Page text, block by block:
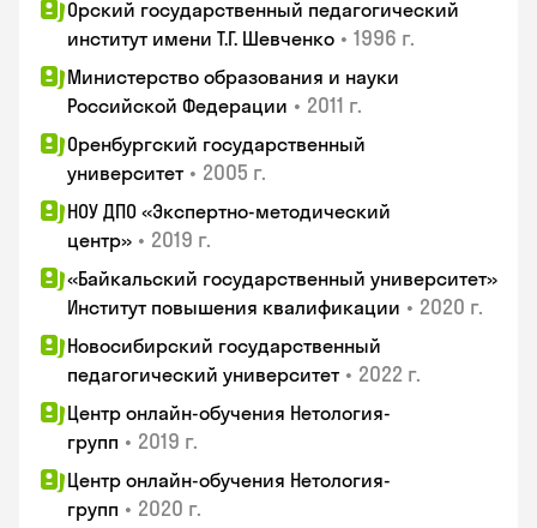
Орский государственный педагогический
институт имени Т.Г. Шевченко • 1996 г.
Министерство образования и науки
Российской Федерации • 2011 г.
Оренбургский государственный
университет • 2005 г.
НОУ ДПО «Экспертно-методический
центр» • 2019 г.
«Байкальский государственный университет»
Институт повышения квалификации • 2020 г.
Новосибирский государственный
педагогический университет • 2022 г.
Центр онлайн-обучения Нетология-
групп • 2019 г.
Центр онлайн-обучения Нетология-
групп • 2020 г.